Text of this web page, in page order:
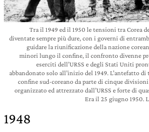
Tra il 1949 ed il 1950 le tensioni tra Corea
diventate sempre più dure, con i governi di
guidare la riunificazione della nazione
minori lungo il confine, il confronto divenne
eserciti dell’URSS e degli Stati Uniti
abbandonato solo all’inizio del 1949. L’antefatto
confine sud-coreano da parte di cinque
organizzato ed attrezzato dall’URSS e forte di
Era il 25 giugno 1950.
1948